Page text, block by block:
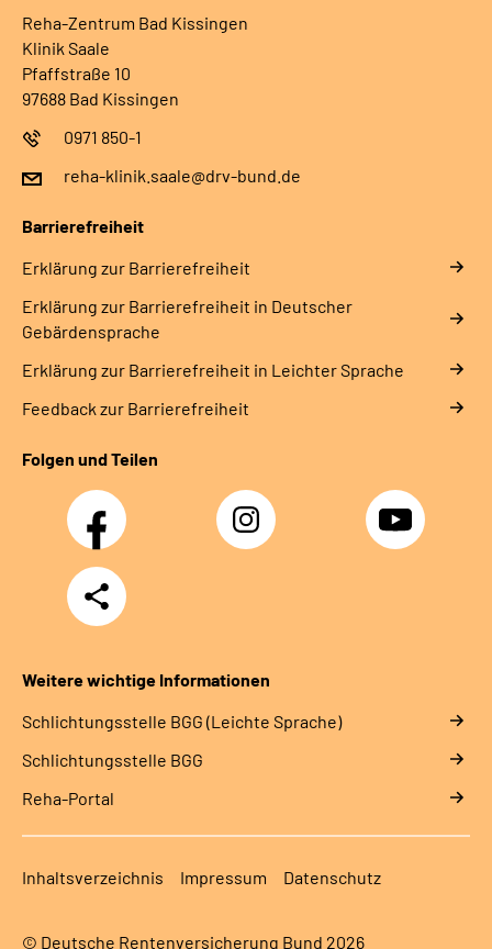
Reha-Zentrum Bad Kissingen
Klinik Saale
Pfaffstraße 10
97688 Bad Kissingen
0971 850-1
reha-klinik.saale@drv-bund.de
Barrierefreiheit
Erklärung zur Barrierefreiheit
Erklärung zur Barrierefreiheit in Deutscher
Gebärdensprache
Erklärung zur Barrierefreiheit in Leichter Sprache
Feedback zur Barrierefreiheit
Folgen und Teilen
Facebook Instagram YouTube
Teilen
Weitere wichtige Informationen
Schlich­tungs­stel­le BGG (Leichte Sprache)
Schlich­tungs­stel­le BGG
Reha-Portal
Inhaltsverzeichnis Impressum Datenschutz
© Deutsche Rentenversicherung Bund 2026